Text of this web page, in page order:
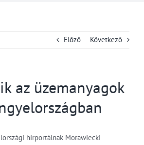
Előző Következő
az üzemanyagok
hírportálnak Morawiecki